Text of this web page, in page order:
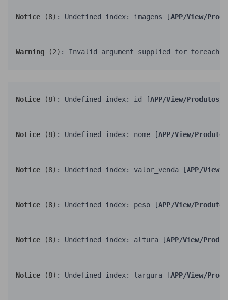
Notice (8) : Undefined index: imagens [APP/View/
Warning (2) : Invalid argument supplied for
Notice (8) : Undefined index: id [APP/View/
Notice (8) : Undefined index: nome [APP/View/
Notice (8) : Undefined index: valor_venda [APP/
Notice (8) : Undefined index: peso [APP/View/
Notice (8) : Undefined index: altura [APP/View/
Notice (8) : Undefined index: largura [APP/View/